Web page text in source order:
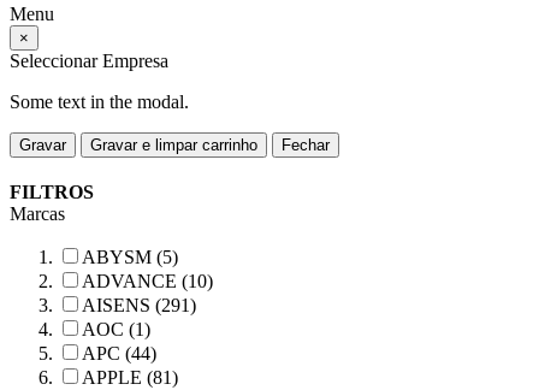
Menu
×
Seleccionar Empresa
Some text in the modal.
Gravar Gravar e limpar carrinho Fechar
FILTROS
Marcas
ABYSM (5)
ADVANCE (10)
AISENS (291)
AOC (1)
APC (44)
APPLE (81)